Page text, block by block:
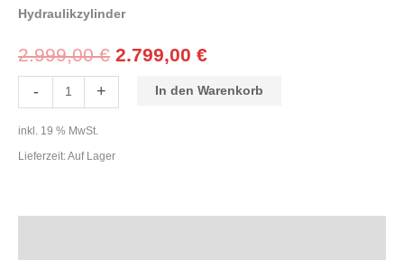
Hydraulikzylinder
2.999,00€ 2.799,00 €
- + In den Warenkorb
inkl. 19 % MwSt.
Lieferzeit:Auf Lager